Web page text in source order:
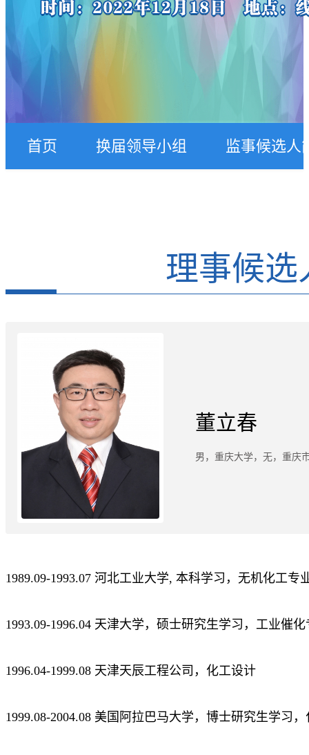
首页 换届领导小组 监事候选人
理事候选
董立春
男，重庆大学，无，重庆
1989.09-1993.07 河北工业大学, 本科学习，无机化工专
1993.09-1996.04 天津大学，硕士研究生学习，工业催化
1996.04-1999.08 天津天辰工程公司，化工设计
1999.08-2004.08 美国阿拉巴马大学，博士研究生学习